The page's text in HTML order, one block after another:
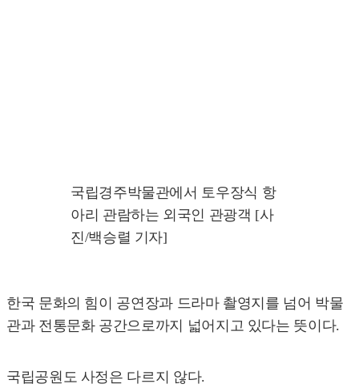
국립경주박물관에서 토우장식 항
아리 관람하는 외국인 관광객 [사
진/백승렬 기자]
한국 문화의 힘이 공연장과 드라마 촬영지를 넘어 박물
관과 전통문화 공간으로까지 넓어지고 있다는 뜻이다.
국립공원도 사정은 다르지 않다.